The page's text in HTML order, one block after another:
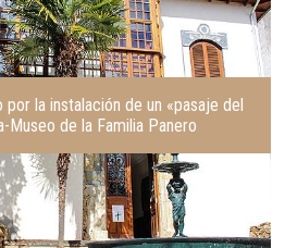
la instalación de un «pasaje del
Museo de la Familia Panero